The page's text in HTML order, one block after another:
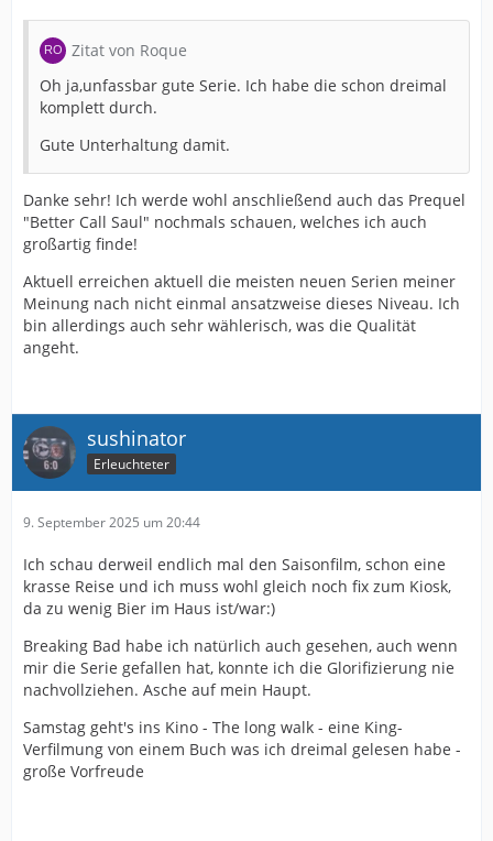
Zitat von Roque
Oh ja,unfassbar gute Serie. Ich habe die schon dreimal
komplett durch.
Gute Unterhaltung damit.
Danke sehr! Ich werde wohl anschließend auch das Prequel
"Better Call Saul" nochmals schauen, welches ich auch
großartig finde!
Aktuell erreichen aktuell die meisten neuen Serien meiner
Meinung nach nicht einmal ansatzweise dieses Niveau. Ich
bin allerdings auch sehr wählerisch, was die Qualität
angeht.
sushinator
Erleuchteter
9. September 2025 um 20:44
Ich schau derweil endlich mal den Saisonfilm, schon eine
krasse Reise und ich muss wohl gleich noch fix zum Kiosk,
da zu wenig Bier im Haus ist/war:)
Breaking Bad habe ich natürlich auch gesehen, auch wenn
mir die Serie gefallen hat, konnte ich die Glorifizierung nie
nachvollziehen. Asche auf mein Haupt.
Samstag geht's ins Kino - The long walk - eine King-
Verfilmung von einem Buch was ich dreimal gelesen habe -
große Vorfreude